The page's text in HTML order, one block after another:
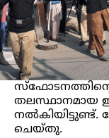
തലസ്ഥാനമായ
ചെയ്തു.